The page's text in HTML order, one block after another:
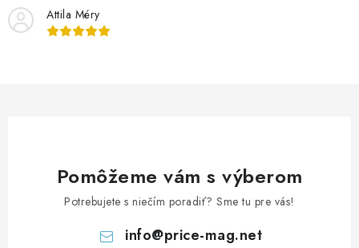
Attila Méry
Pomôžeme vám s výberom
Potrebujete s niečím poradiť? Sme tu pre vás!
info@price-mag.net